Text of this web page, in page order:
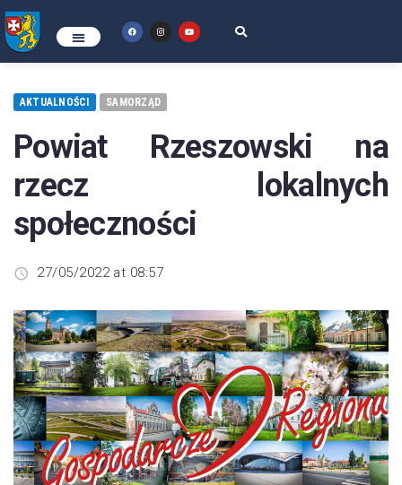
AKTUALNOŚCI SAMORZĄD
Powiat Rzeszowski na
rzecz lokalnych
społeczności
27/05/2022 at 08:57